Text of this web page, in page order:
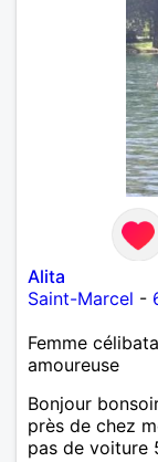
Alita
Saint-Marcel -
Femme
amoureuse
Bonjour
près de chez
pas de voiture